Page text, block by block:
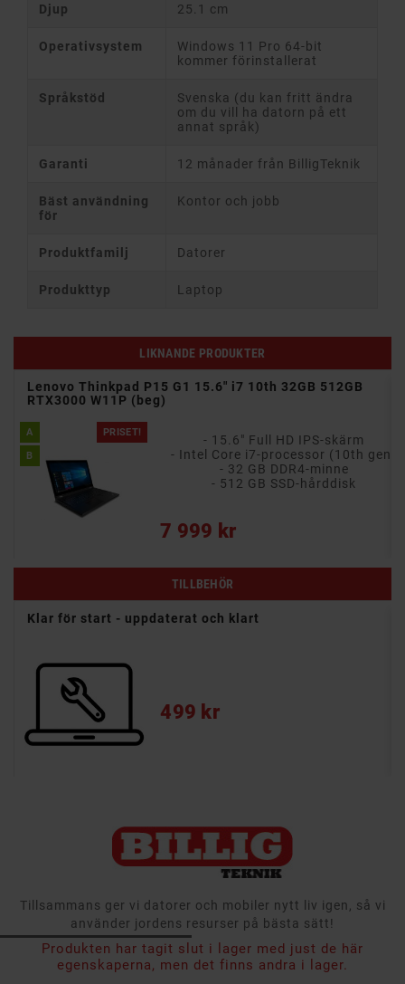
7 799 kr
Inkl. moms
Produkten har tagit slut i lager med just de här
egenskaperna, men det finns andra i lager.
Djup 25.1 cm
Operativsystem
Windows 11 Pro 64-bit
kommer förinstallerat
Språkstöd
Svenska (du kan fritt ändra
om du vill ha datorn på ett
annat språk)
Garanti 12 månader från BilligTeknik
Bäst användning
för
Kontor och jobb
Produktfamilj Datorer
Produkttyp Laptop
LIKNANDE PRODUKTER
- 15.6" Full HD pekskärm med multi-touch
Lenovo Thinkpad P15 G1 15.6" i7 10th 32GB 512GB
RTX3000 W11P (beg)
PRISET!
A
B
- 15.6" Full HD IPS-skärm
- Intel Core i7-processor (10th gen)
- 32 GB DDR4-minne
- 512 GB SSD-hårddisk
7 999 kr
Pris
TILLBEHÖR
Klar för start - uppdaterat och klart
499 kr
Pris
Tillsammans ger vi datorer och mobiler nytt liv igen, så vi
använder jordens resurser på bästa sätt!